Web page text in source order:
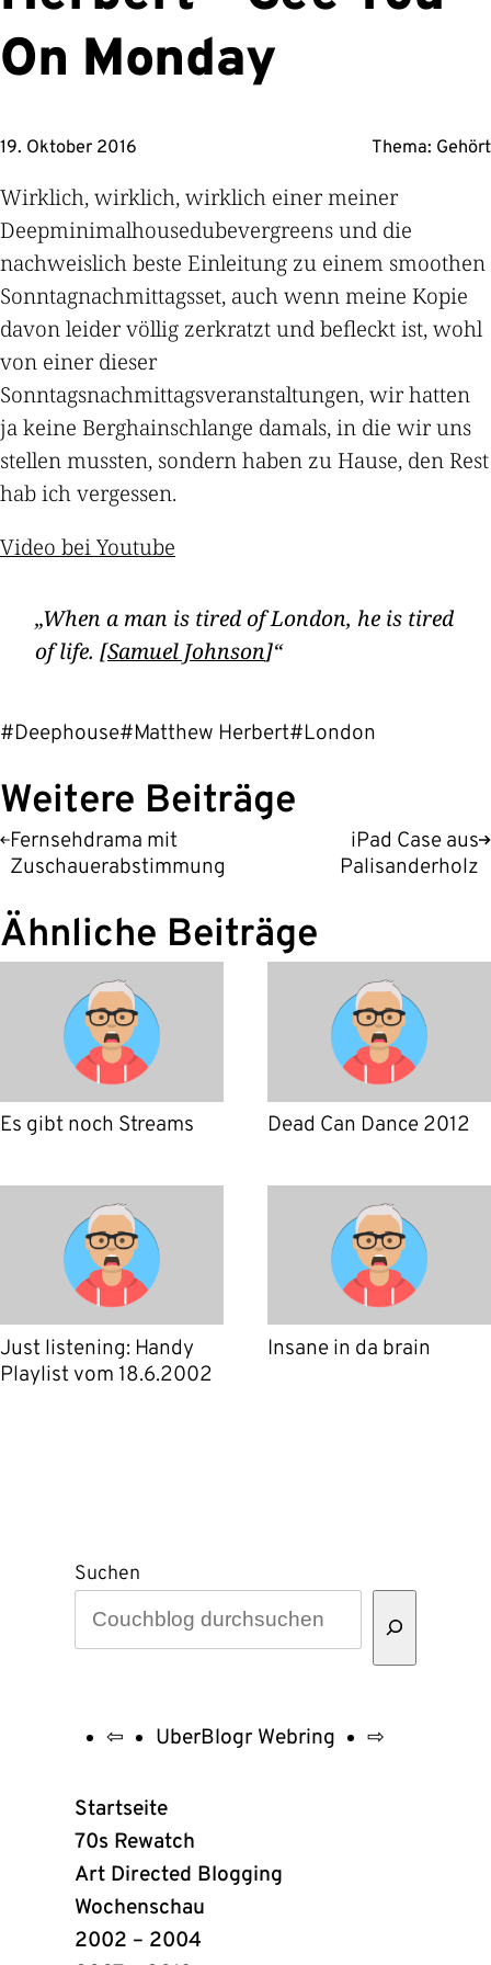
On Monday
19. Oktober 2016 Thema: Gehört
Wirklich, wirklich, wirklich einer meiner
Deepminimalhousedubevergreens und die
nachweislich beste Einleitung zu einem smoothen
Sonntagnachmittagsset, auch wenn meine Kopie
davon leider völlig zerkratzt und befleckt ist, wohl
von einer dieser
Sonntagsnachmittagsveranstaltungen, wir hatten
ja keine Berghainschlange damals, in die wir uns
stellen mussten, sondern haben zu Hause, den Rest
hab ich vergessen.
Video bei Youtube
When a man is tired of London, he is tired
of life. [Samuel Johnson]
#Deephouse#Matthew Herbert#London
Weitere Beiträge
Fernsehdrama mit
Zuschauerabstimmung
iPad Case aus
Palisanderholz
Ähnliche Beiträge
Es gibt noch Streams Dead Can Dance 2012
Just listening: Handy
Playlist vom 18.6.2002
Insane in da brain
Suchen
UberBlogr
Webring
Links
⇦ UberBlogr Webring ⇨
Startseite
70s Rewatch
Art Directed Blogging
Wochenschau
2002 – 2004